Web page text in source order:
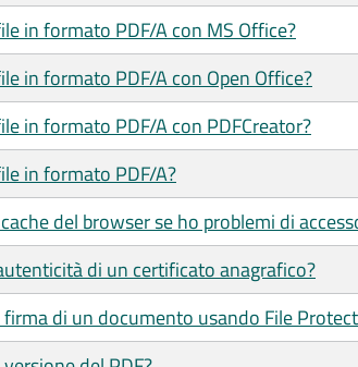
in formato PDF/A con MS Office?
in formato PDF/A con Open Office?
in formato PDF/A con PDFCreator?
in formato PDF/A?
del browser se ho problemi di
di un certificato anagrafico?
di un documento usando File